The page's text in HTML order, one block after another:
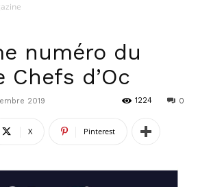
numéro du
Chefs d’Oc
2019 0
1224
X Pinterest